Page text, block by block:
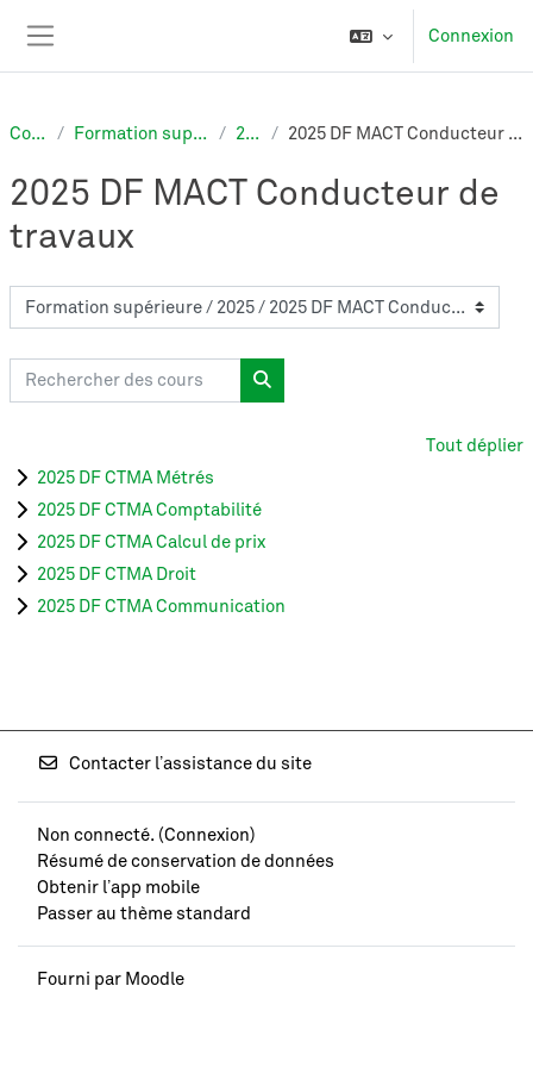
Connexion
Cours Formation supérieure 2025 2025 DF MACT Conducteur de travaux
2025 DF MACT Conducteur de
travaux
Catégories de cours
Rechercher des cours
Rechercher des cours
Tout déplier
2025 DF CTMA Métrés
2025 DF CTMA Comptabilité
2025 DF CTMA Calcul de prix
2025 DF CTMA Droit
2025 DF CTMA Communication
Contacter l’assistance du site
Non connecté. (Connexion)
Résumé de conservation de données
Obtenir l’app mobile
Passer au thème standard
Fourni par Moodle